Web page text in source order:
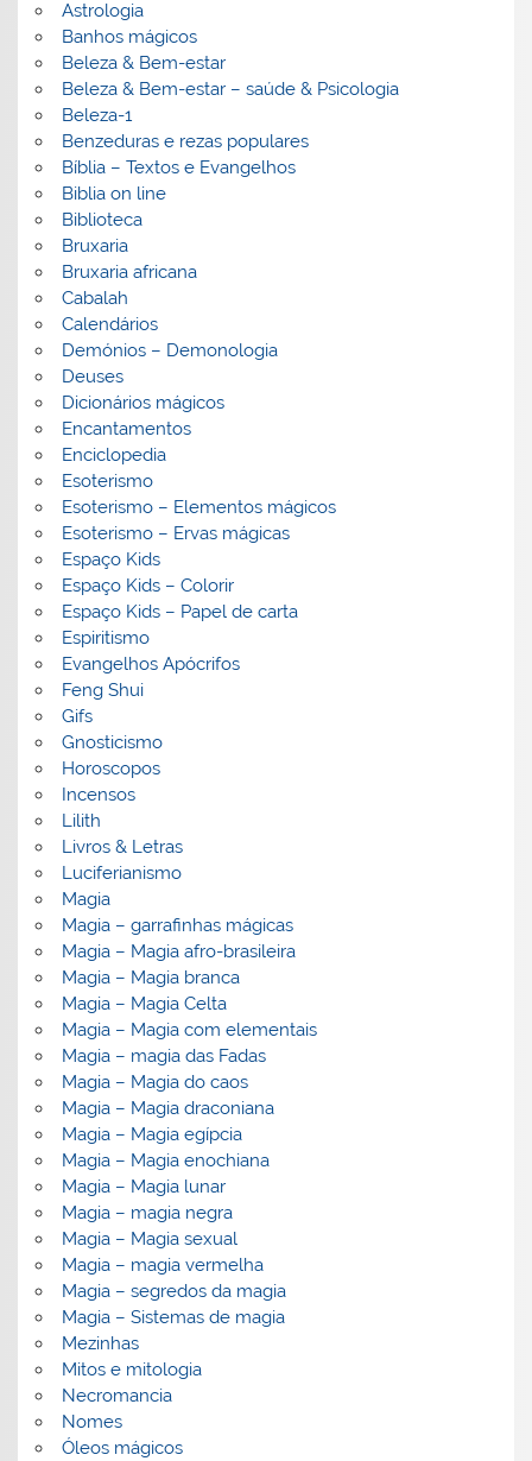
Astrologia
Banhos mágicos
Beleza & Bem-estar
Beleza & Bem-estar – saúde & Psicologia
Beleza-1
Benzeduras e rezas populares
Bíblia – Textos e Evangelhos
Biblia on line
Biblioteca
Bruxaria
Bruxaria africana
Cabalah
Calendários
Demónios – Demonologia
Deuses
Dicionários mágicos
Encantamentos
Enciclopedia
Esoterismo
Esoterismo – Elementos mágicos
Esoterismo – Ervas mágicas
Espaço Kids
Espaço Kids – Colorir
Espaço Kids – Papel de carta
Espiritismo
Evangelhos Apócrifos
Feng Shui
Gifs
Gnosticismo
Horoscopos
Incensos
Lilith
Livros & Letras
Luciferianismo
Magia
Magia – garrafinhas mágicas
Magia – Magia afro-brasileira
Magia – Magia branca
Magia – Magia Celta
Magia – Magia com elementais
Magia – magia das Fadas
Magia – Magia do caos
Magia – Magia draconiana
Magia – Magia egípcia
Magia – Magia enochiana
Magia – Magia lunar
Magia – magia negra
Magia – Magia sexual
Magia – magia vermelha
Magia – segredos da magia
Magia – Sistemas de magia
Mezinhas
Mitos e mitologia
Necromancia
Nomes
Óleos mágicos